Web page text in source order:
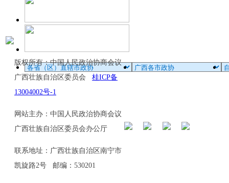
版权所有：中国人民政治协商会议
广西壮族自治区委员会 桂ICP备
13004002号-1
网站主办：中国人民政治协商会议
广西壮族自治区委员会办公厅
联系地址：广西壮族自治区南宁市
凯旋路2号 邮编：530201